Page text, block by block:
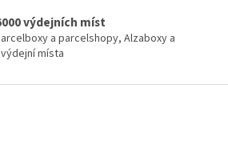
výdejních míst
a parcelshopy, Alzaboxy a
místa